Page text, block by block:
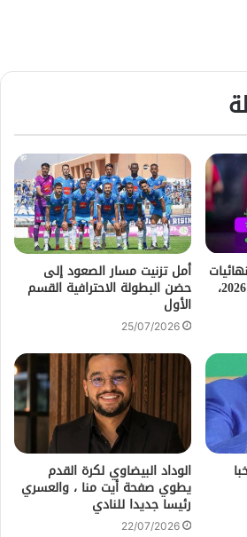
كأس أمم إفريقيا، المغرب 2026،
أمل تزنيت مسار الصعود إلى
حضن البطولة الاحترافية القسم
الأول
25/07/2026
الوداد البيضاوي لكرة القدم
يطوي صفحة أيت منا ، والعسري
رئيسا جديدا للنادي
22/07/2026